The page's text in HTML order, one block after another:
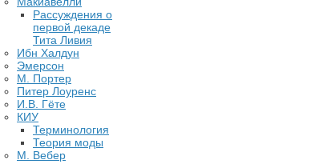
Рассуждения о
первой декаде
Тита Ливия
Ибн Халдун
Эмерсон
М. Портер
Питер Лоуренс
И.В. Гёте
КИУ
Терминология
Теория моды
М. Вебер